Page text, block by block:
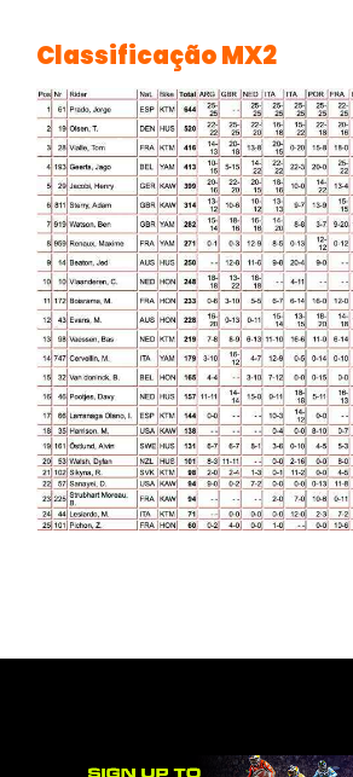
Classificação MX2